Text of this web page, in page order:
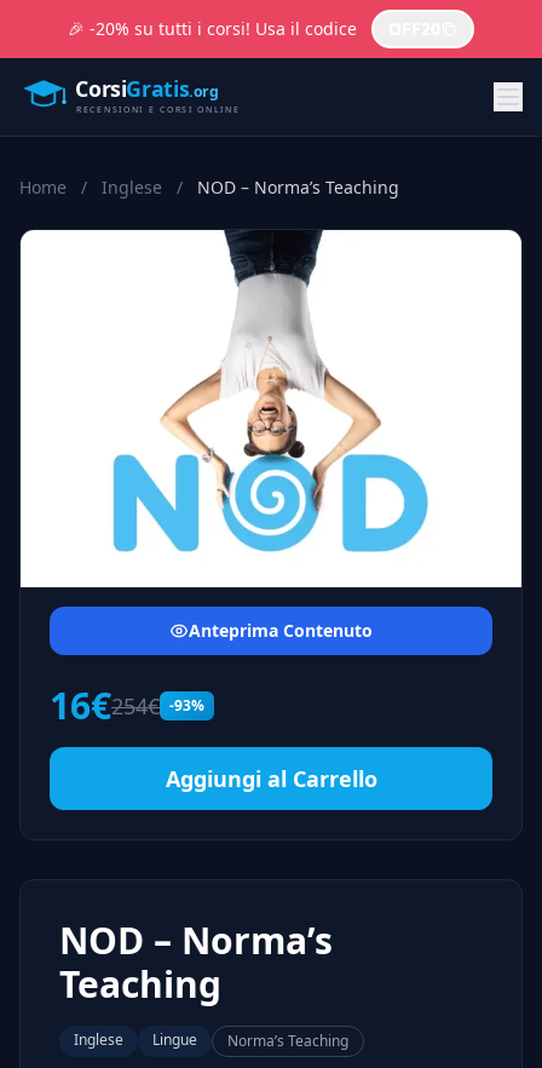
🎉 -20% su tutti i corsi! Usa il codice
Home / Inglese / NOD – Norma’s Teaching
Anteprima Contenuto
16€254€ -93%
Aggiungi al Carrello
NOD – Norma’s
Teaching
Inglese Lingue Norma’s Teaching